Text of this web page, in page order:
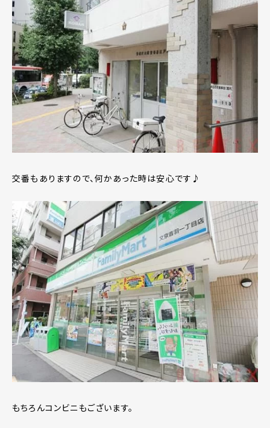
交番もありますので、何かあった時は安心です♪
もちろんコンビニもございます。